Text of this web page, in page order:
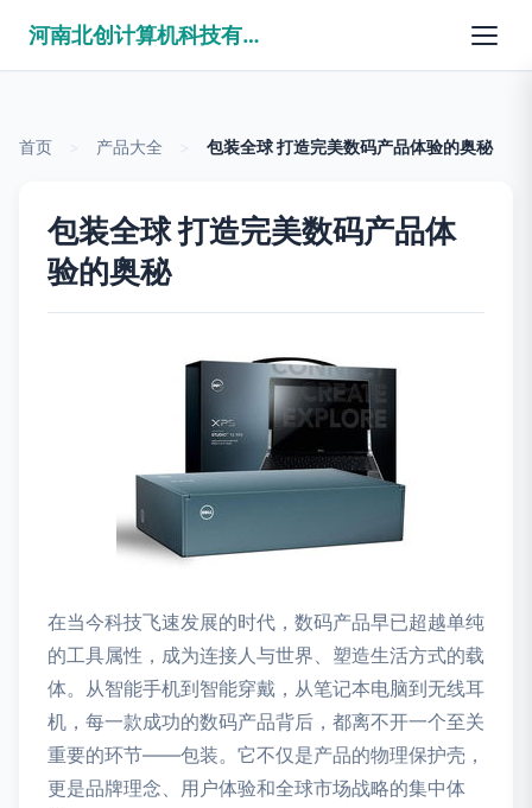
河南北创计算机科技有限公司
首页 产品大全 包装全球 打造完美数码产品体验的奥秘
包装全球 打造完美数码产品体
验的奥秘
在当今科技飞速发展的时代，数码产品早已超越单纯
的工具属性，成为连接人与世界、塑造生活方式的载
体。从智能手机到智能穿戴，从笔记本电脑到无线耳
机，每一款成功的数码产品背后，都离不开一个至关
重要的环节——包装。它不仅是产品的物理保护壳，
更是品牌理念、用户体验和全球市场战略的集中体